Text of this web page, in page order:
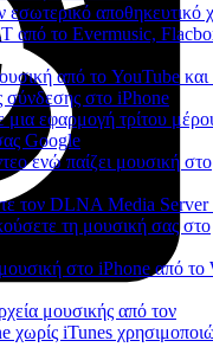
εσωτερικό αποθηκευτικό
από το Evermusic,
από το YouTube και
σύνδεσης στο iPhone
εφαρμογή τρίτου
Google
ενώ παίζει μουσική στο
τον DLNA Media Server
τη μουσική σας στο
στο iPhone από το
μουσικής από τον
χωρίς iTunes